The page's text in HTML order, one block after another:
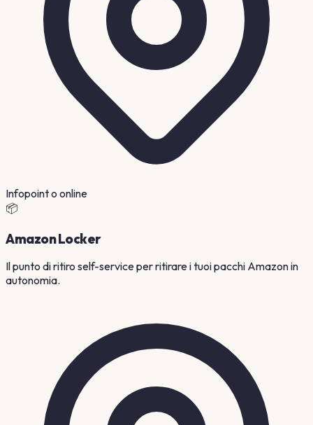
Infopoint o online
📦
Amazon Locker
Il punto di ritiro self-service per ritirare i tuoi pacchi Amazon in
autonomia.